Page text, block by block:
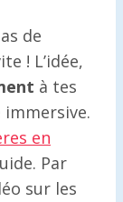
de
! L’idée,
à tes
en
Par
sur les